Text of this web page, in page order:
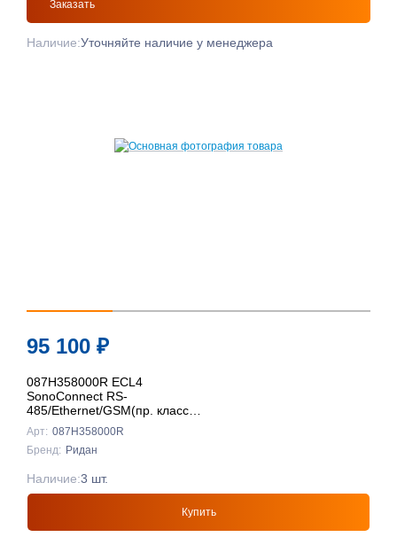
Заказать
Наличие:Уточняйте наличие у менеджера
95 100 ₽
087H358000R ECL4
SonoConnect RS-
485/Ethernet/GSM(пр. класс
0801708016), Ридан
Арт: 087H358000R
Бренд: Ридан
Купить
Наличие:3 шт.